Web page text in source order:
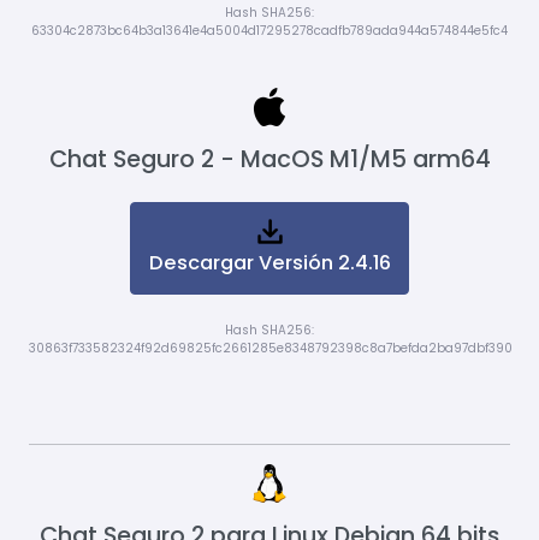
Hash SHA256:
63304c2873bc64b3a13641e4a5004d17295278cadfb789ada944a574844e5fc4
Chat Seguro 2 - MacOS M1/M5 arm64
Descargar Versión 2.4.16
Hash SHA256:
30863f733582324f92d69825fc2661285e8348792398c8a7befda2ba97dbf390